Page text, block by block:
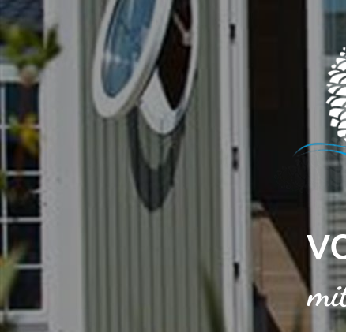
Cookie-Einstellungen